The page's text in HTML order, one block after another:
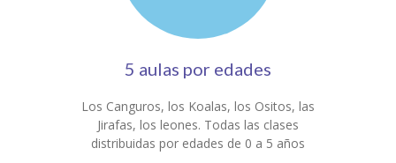
5 aulas por edades
Los Canguros, los Koalas, los Ositos, las
Jirafas, los leones. Todas las clases
distribuidas por edades de 0 a 5 años